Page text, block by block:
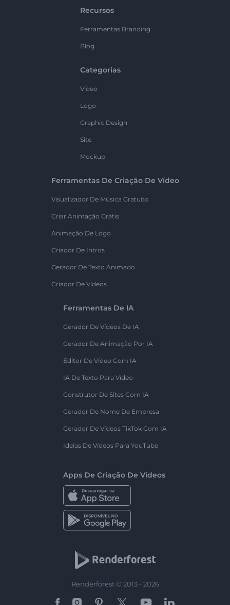
Recursos
Ferramentas Branding
Blog
Categorias
Vídeo
Logo
Graphic Design
Site
Mockup
Ferramentas De Criação De Vídeo
Visualizador De Música Gratuito
Criar Animação Grátis
Animação De Logo
Criador De Intros
Gerador De Texto Animado
Criador De Vídeos
Ferramentas De IA
Gerador De Vídeos De IA
Gerador De Animação Por IA
Editor De Vídeo Com IA
IA De Texto Para Vídeo
Construtor De Sites Com IA
Gerador De Nome De Empresa
Gerador De Vídeos TikTok Com IA
Ideias De Vídeos Para YouTube
Apps De Criação De Vídeos
Renderforest © 2013 - 2026